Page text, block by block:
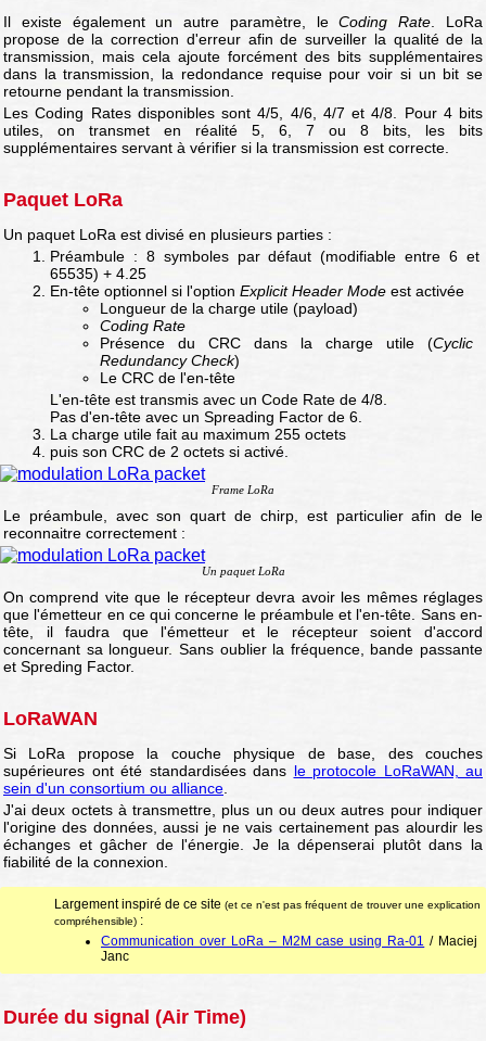
Il existe également un autre paramètre, leCoding Rate . LoRa
propose de la correction d'erreur afin de surveiller la qualité de la
transmission, mais cela ajoute forcément des bits supplémentaires
dans la transmission, la redondance requise pour voir si un bit se
retourne pendant la transmission.
Les Coding Rates disponibles sont 4/5, 4/6, 4/7 et 4/8. Pour 4 bits
utiles, on transmet en réalité 5, 6, 7 ou 8 bits, les bits
supplémentaires servant à vérifier si la transmission est correcte.
Paquet LoRa
Un paquet LoRa est divisé en plusieurs parties :
Préambule : 8 symboles par défaut (modifiable entre 6 et
65535) + 4.25
En-tête optionnel si l'option Explicit Header Mode est activée
Longueur de la charge utile (payload)
Coding Rate
Présence du CRC dans la charge utile (Cyclic
Redundancy Check)
Le CRC de l'en-tête
L'en-tête est transmis avec un Code Rate de 4/8.
Pas d'en-tête avec un Spreading Factor de 6.
La charge utile fait au maximum 255 octets
puis son CRC de 2 octets si activé.
Frame LoRa
Le préambule, avec son quart de chirp, est particulier afin de le
reconnaitre correctement :
Un paquet LoRa
On comprend vite que le récepteur devra avoir les mêmes réglages
que l'émetteur en ce qui concerne le préambule et l'en-tête. Sans en-
tête, il faudra que l'émetteur et le récepteur soient d'accord
concernant sa longueur. Sans oublier la fréquence, bande passante
et Spreding Factor.
LoRaWAN
Si LoRa propose la couche physique de base, des couches
supérieures ont été standardisées dans le protocole LoRaWAN, au
sein d'un consortium ou alliance
J'ai deux octets à transmettre, plus un ou deux autres pour indiquer
l'origine des données, aussi je ne vais certainement pas alourdir les
échanges et gâcher de l'énergie. Je la dépenserai plutôt dans la
fiabilité de la connexion.
Largement inspiré de ce site (et ce n'est pas fréquent de trouver une explication
compréhensible) :
Communication over LoRa – M2M case using Ra-01 / Maciej
Janc
Durée du signal (Air Time)